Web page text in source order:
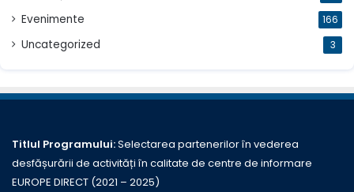
Evenimente 166
Uncategorized 3
Titlul Programului:Selectarea partenerilor în vederea
desfășurării de activități în calitate de centre de informare
EUROPE DIRECT (2021 – 2025)